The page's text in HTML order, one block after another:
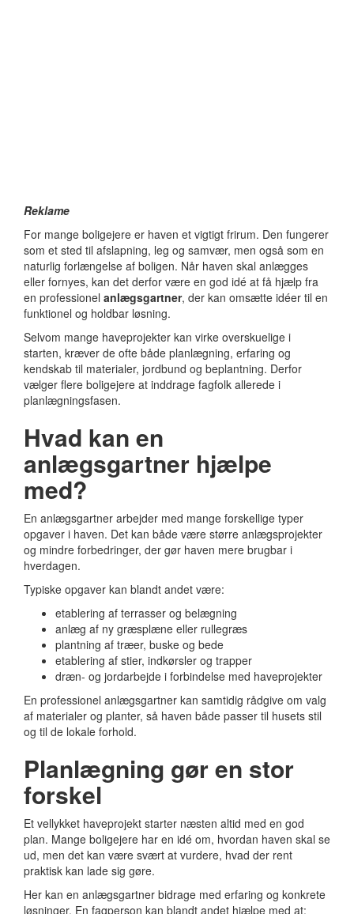
Reklame
For mange boligejere er haven et vigtigt frirum. Den fungerer
som et sted til afslapning, leg og samvær, men også som en
naturlig forlængelse af boligen. Når haven skal anlægges
eller fornyes, kan det derfor være en god idé at få hjælp fra
en professionel anlægsgartner, der kan omsætte idéer til en
funktionel og holdbar løsning.
Selvom mange haveprojekter kan virke overskuelige i
starten, kræver de ofte både planlægning, erfaring og
kendskab til materialer, jordbund og beplantning. Derfor
vælger flere boligejere at inddrage fagfolk allerede i
planlægningsfasen.
Hvad kan en
anlægsgartner hjælpe
med?
En anlægsgartner arbejder med mange forskellige typer
opgaver i haven. Det kan både være større anlægsprojekter
og mindre forbedringer, der gør haven mere brugbar i
hverdagen.
Typiske opgaver kan blandt andet være:
etablering af terrasser og belægning
anlæg af ny græsplæne eller rullegræs
plantning af træer, buske og bede
etablering af stier, indkørsler og trapper
dræn- og jordarbejde i forbindelse med haveprojekter
En professionel anlægsgartner kan samtidig rådgive om valg
af materialer og planter, så haven både passer til husets stil
og til de lokale forhold.
Planlægning gør en stor
forskel
Et vellykket haveprojekt starter næsten altid med en god
plan. Mange boligejere har en idé om, hvordan haven skal se
ud, men det kan være svært at vurdere, hvad der rent
praktisk kan lade sig gøre.
Her kan en anlægsgartner bidrage med erfaring og konkrete
løsninger. En fagperson kan blandt andet hjælpe med at: